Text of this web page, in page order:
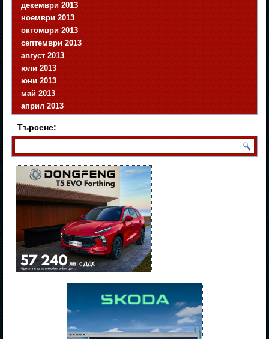
декември 2013
ноември 2013
октомври 2013
септември 2013
август 2013
юли 2013
юни 2013
май 2013
април 2013
Търсене: